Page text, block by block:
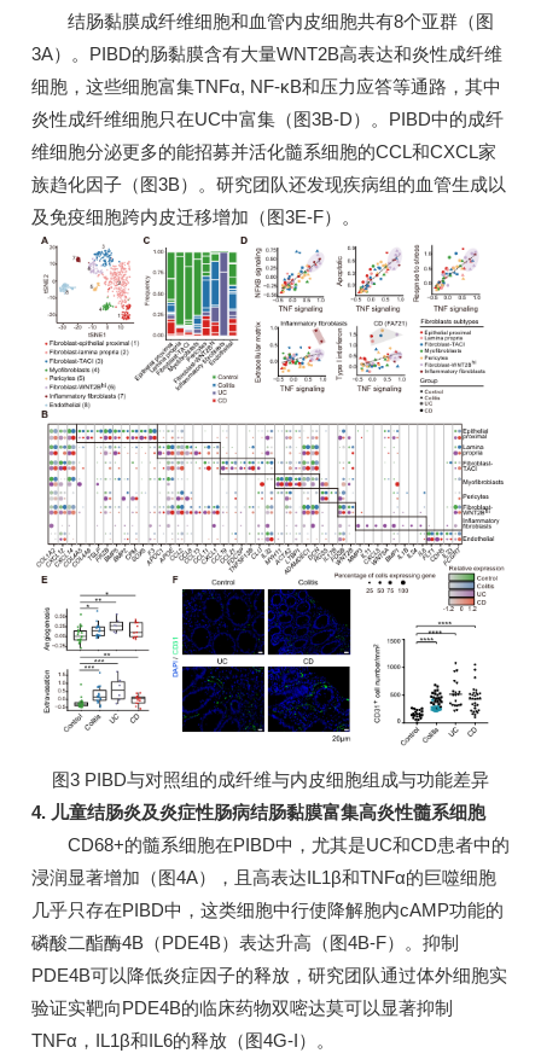
结肠黏膜成纤维细胞和血管内皮细胞共有8个亚群（图
3A）。PIBD的肠黏膜含有大量WNT2B高表达和炎性成纤维
细胞，这些细胞富集TNFα, NF-κB和压力应答等通路，其中
炎性成纤维细胞只在UC中富集（图3B-D）。PIBD中的成纤
维细胞分泌更多的能招募并活化髓系细胞的CCL和CXCL家
族趋化因子（图3B）。研究团队还发现疾病组的血管生成以
及免疫细胞跨内皮迁移增加（图3E-F）。
图3 PIBD与对照组的成纤维与内皮细胞组成与功能差异
4. 儿童结肠炎及炎症性肠病结肠黏膜富集高炎性髓系细胞
CD68+的髓系细胞在PIBD中，尤其是UC和CD患者中的
浸润显著增加（图4A），且高表达IL1β和TNFα的巨噬细胞
几乎只存在PIBD中，这类细胞中行使降解胞内cAMP功能的
磷酸二酯酶4B（PDE4B）表达升高（图4B-F）。抑制
PDE4B可以降低炎症因子的释放，研究团队通过体外细胞实
验证实靶向PDE4B的临床药物双嘧达莫可以显著抑制
TNFα，IL1β和IL6的释放（图4G-I）。